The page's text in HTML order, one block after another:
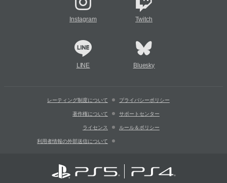
Instagram Twitch
LINE Bluesky
レーティング制度について プライバシーポリシー
著作権について サポートセンター
ライセンス ルール＆ポリシー
利用者情報の外部送信について